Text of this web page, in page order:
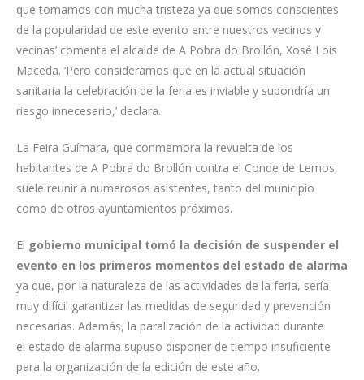
que tomamos con mucha tristeza ya que somos conscientes
de la popularidad de este evento entre nuestros vecinos y
vecinas’ comenta el alcalde de A Pobra do Brollón, Xosé Lois
Maceda. ‘Pero consideramos que en la actual situación
sanitaria la celebración de la feria es inviable y supondría un
riesgo innecesario,’ declara.
La Feira Guímara, que conmemora la revuelta de los
habitantes de A Pobra do Brollón contra el Conde de Lemos,
suele reunir a numerosos asistentes, tanto del municipio
como de otros ayuntamientos próximos.
El gobierno municipal tomó la decisión de suspender el
evento en los primeros momentos del estado de alarma
ya que, por la naturaleza de las actividades de la feria, sería
muy difícil garantizar las medidas de seguridad y prevención
necesarias. Además, la paralización de la actividad durante
el estado de alarma supuso disponer de tiempo insuficiente
para la organización de la edición de este año.